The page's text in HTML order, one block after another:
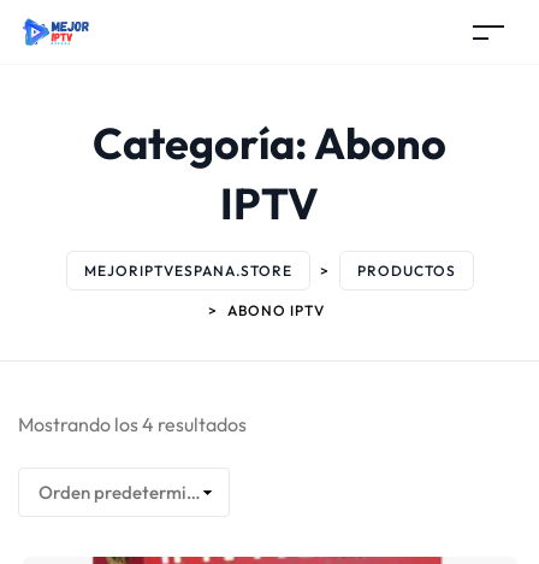
Categoría:Abono
IPTV
MEJORIPTVESPANA.STORE > PRODUCTOS
> ABONO IPTV
Mostrando los 4 resultados